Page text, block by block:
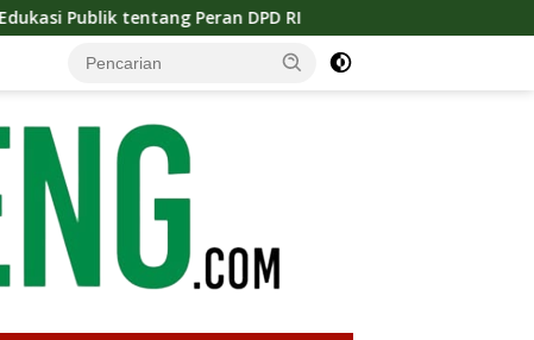
Peran DPD RI Masuknya Musim Kemarau PT Pada